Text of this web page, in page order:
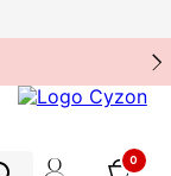
0